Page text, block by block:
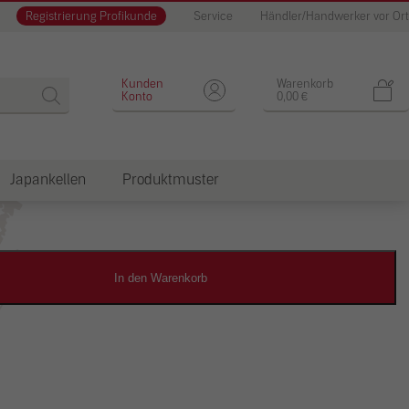
Registrierung Profikunde Service Händler/Handwerker vor Ort
Warenkorb
0,00 €
Kunden
Konto
Japankellen Produktmuster
Designputz
In den Warenkorb